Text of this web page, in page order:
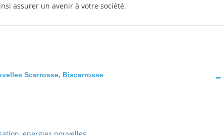
assurer un avenir à votre société.
Scarrosse, Biscarrosse